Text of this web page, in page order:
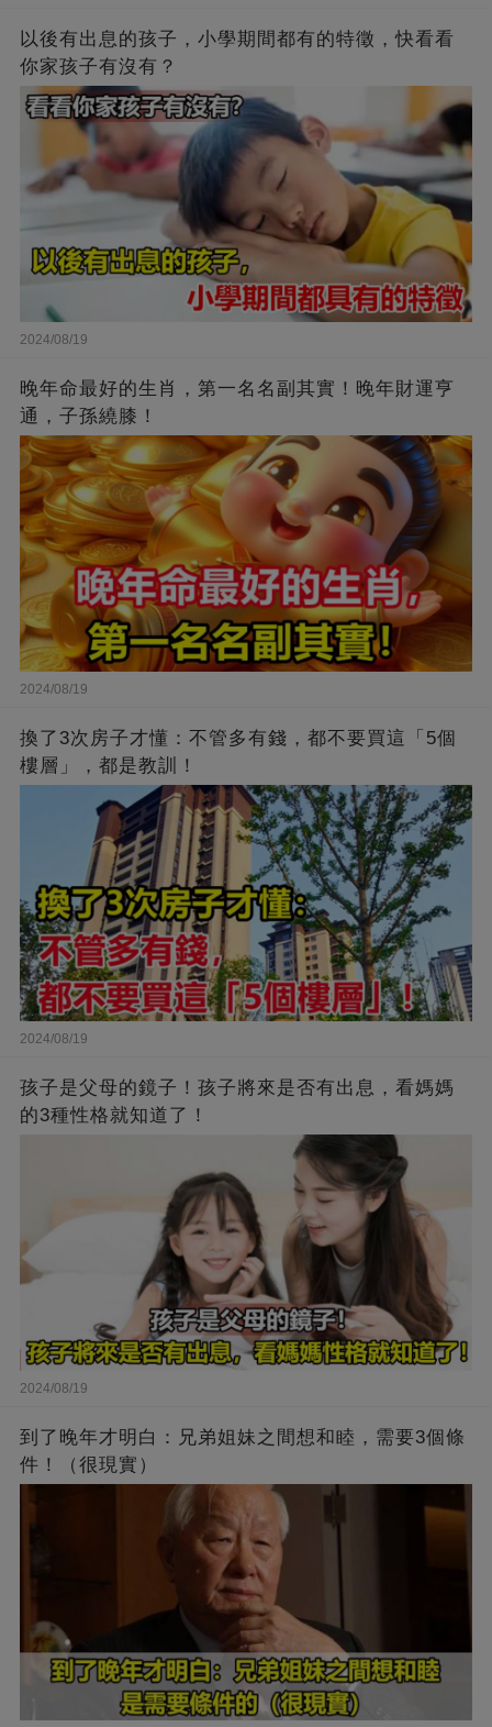
以後有出息的孩子，小學期間都有的特徵，快看看
你家孩子有沒有？
2024/08/19
晚年命最好的生肖，第一名名副其實！晚年財運亨
通，子孫繞膝！
2024/08/19
換了3次房子才懂：不管多有錢，都不要買這「5個
樓層」，都是教訓！
2024/08/19
孩子是父母的鏡子！孩子將來是否有出息，看媽媽
的3種性格就知道了！
2024/08/19
到了晚年才明白：兄弟姐妹之間想和睦，需要3個條
件！（很現實）